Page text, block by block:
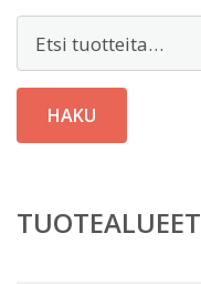
HAKU
TUOTEALUEET